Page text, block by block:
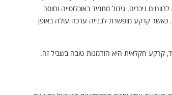
ניכרים. גידול מתמיד באוכלוסייה וחוסר
כאשר קרקע מופשרת לבנייה ערכה עולה באופן
קרקע חקלאית היא הזדמנות טובה בשביל זה.